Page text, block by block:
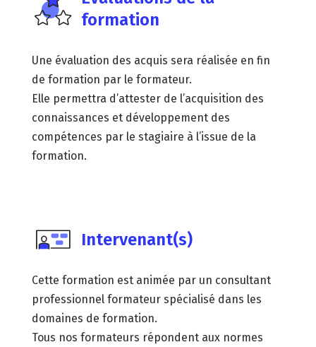
formation
Une évaluation des acquis sera réalisée en fin
de formation par le formateur.
Elle permettra d’attester de l’acquisition des
connaissances et développement des
compétences par le stagiaire à l’issue de la
formation.
Intervenant(s)
Cette formation est animée par un consultant
professionnel formateur spécialisé dans les
domaines de formation.
Tous nos formateurs répondent aux normes